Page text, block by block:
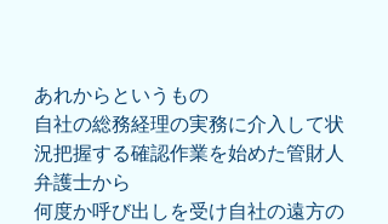
あれからというもの
自社の総務経理の実務に介入して状
況把握する確認作業を始めた管財人
弁護士から
何度か呼び出しを受け自社の遠方の